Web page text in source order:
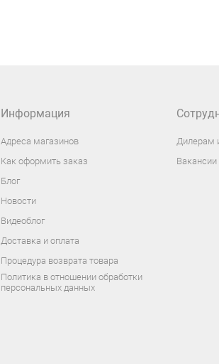
Информация
Адреса магазинов
Как оформить заказ
Блог
Новости
Видеоблог
Доставка и оплата
Процедура возврата товара
Политика в отношении обработки
персональных данных
Дилерам
Вакансии